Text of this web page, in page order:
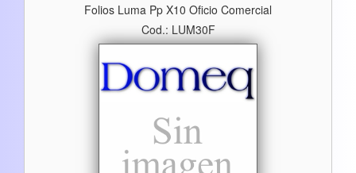
Folios Luma Pp X10 Oficio Comercial
Cod.: LUM30F